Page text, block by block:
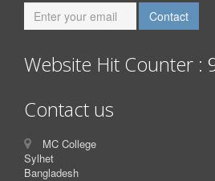
Website Hit Counter :
Contact us
MC College
Sylhet
Bangladesh